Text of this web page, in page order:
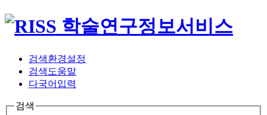
검색환경설정
검색도움말
다국어입력
검색